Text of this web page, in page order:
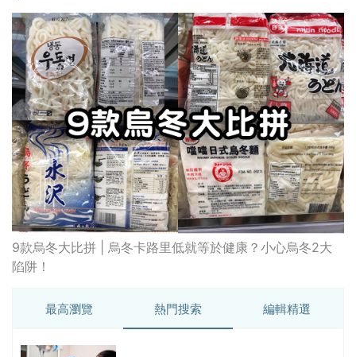
9款烏冬大比拼 | 烏冬卡路里低就等於健康？小心烏冬2大
陷阱！
最高瀏覽 熱門搜索 編輯精選